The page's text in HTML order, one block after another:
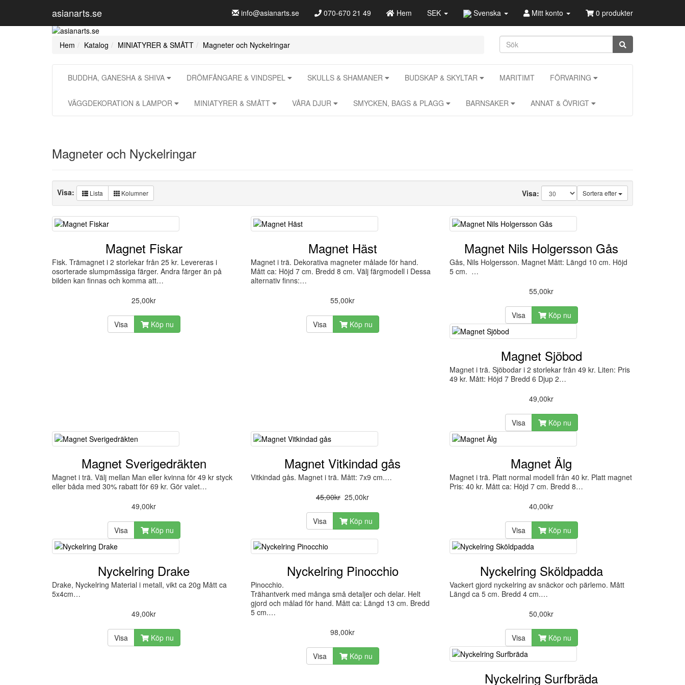
asianarts.se info@asianarts.se 070-670 21 49 Hem SEK Svenska Mitt konto 0 produkter
Hem Katalog MINIATYRER & SMÅTT Magneter och Nyckelringar
BUDDHA, GANESHA & SHIVA DRÖMFÅNGARE & VINDSPEL SKULLS & SHAMANER BUDSKAP & SKYLTAR MARITIMT FÖRVARING
VÄGGDEKORATION & LAMPOR MINIATYRER & SMÅTT VÅRA DJUR SMYCKEN, BAGS & PLAGG BARNSAKER ANNAT & ÖVRIGT
Magneter och Nyckelringar
Sortera efter
Visa:
Visa: Lista Kolumner
Magnet Fiskar
Fisk. Trämagnet i 2 storlekar från 25 kr. Levereras i
osorterade slumpmässiga färger. Andra färger än på
bilden kan finnas och komma att…
25,00kr
Visa Köp nu
Magnet Häst
Magnet i trä. Dekorativa magneter målade för hand.
Mått ca: Höjd 7 cm. Bredd 8 cm. Välj färgmodell i Dessa
alternativ finns:…
55,00kr
Visa Köp nu
Magnet Nils Holgersson Gås
Gås, Nils Holgersson. Magnet Mått: Längd 10 cm. Höjd
5 cm. …
55,00kr
Visa Köp nu
Magnet Sjöbod
Magnet i trä. Sjöbodar i 2 storlekar från 49 kr. Liten: Pris
49 kr. Mått: Höjd 7 Bredd 6 Djup 2…
49,00kr
Visa Köp nu
Magnet Sverigedräkten
Magnet i trä. Välj mellan Man eller kvinna för 49 kr styck
eller båda med 30% rabatt för 69 kr. Gör valet…
49,00kr
Visa Köp nu
Magnet Vitkindad gås
Vitkindad gås. Magnet i trä. Mått: 7x9 cm.…
45,00kr 25,00kr
Visa Köp nu
Magnet Älg
Magnet i trä. Platt normal modell från 40 kr. Platt magnet
Pris: 40 kr. Mått ca: Höjd 7 cm. Bredd 8…
40,00kr
Visa Köp nu
Nyckelring Drake
Drake, Nyckelring Material i metall, vikt ca 20g Mått ca
5x4cm…
49,00kr
Visa Köp nu
Nyckelring Pinocchio
Pinocchio.
Trähantverk med många små detaljer och delar. Helt
gjord och målad för hand. Mått ca: Längd 13 cm. Bredd
5 cm.…
98,00kr
Visa Köp nu
Nyckelring Sköldpadda
Vackert gjord nyckelring av snäckor och pärlemo. Mått
Längd ca 5 cm. Bredd 4 cm.…
50,00kr
Visa Köp nu
Nyckelring Surfbräda